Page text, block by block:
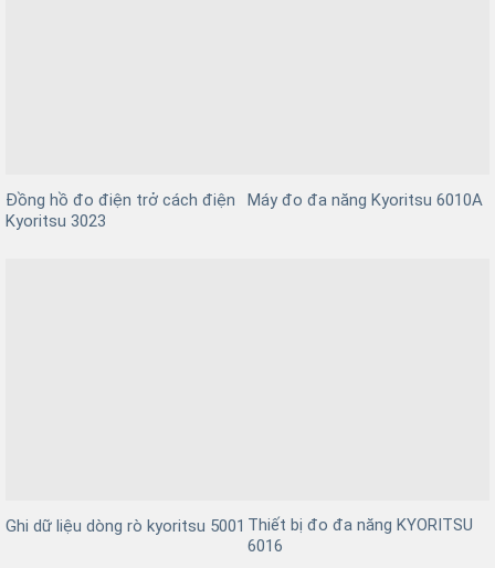
Đồng hồ đo điện trở cách điện
Kyoritsu 3023
Máy đo đa năng Kyoritsu 6010A
Ghi dữ liệu dòng rò kyoritsu 5001 Thiết bị đo đa năng KYORITSU
6016